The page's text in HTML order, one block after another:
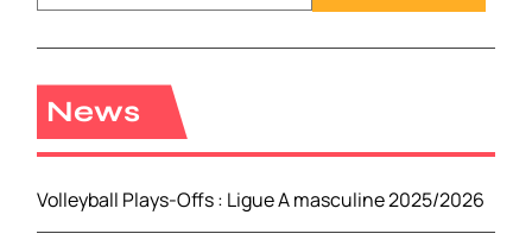
c
h
h
e
News
Volleyball Plays-Offs : Ligue A masculine 2025/2026